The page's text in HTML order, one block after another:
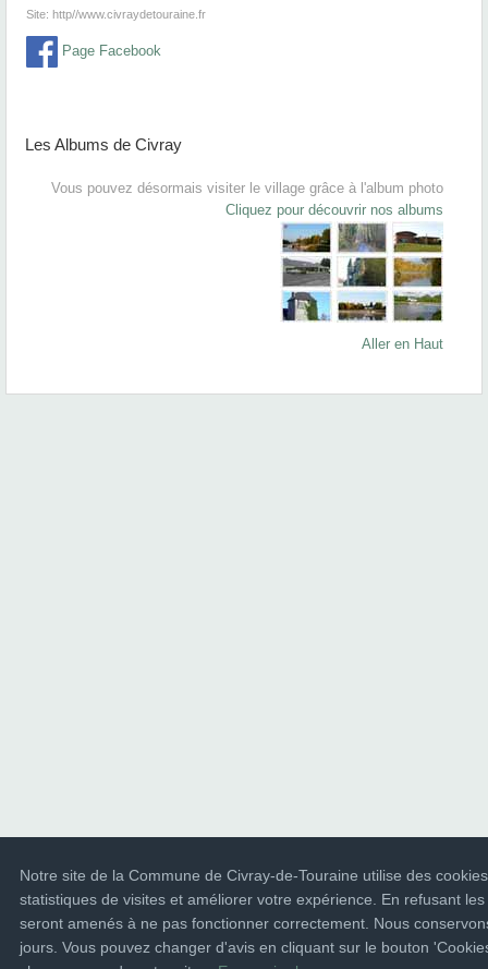
Site: http//www.civraydetouraine.fr
Page Facebook
Les Albums de Civray
Vous pouvez désormais visiter le village grâce à l'album photo
Cliquez pour découvrir nos albums
Aller en Haut
Notre site de la Commune de Civray-de-Touraine utilise des
statistiques de visites et améliorer votre expérience. En refusant
seront amenés à ne pas fonctionner correctement. Nous
jours. Vous pouvez changer d'avis en cliquant sur le bouton